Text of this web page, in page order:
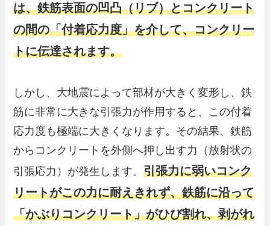
は、鉄筋表面の凹凸（リブ）とコンクリート
の間の「付着応力度」を介して、コンクリー
トに伝達されます。
しかし、大地震によって部材が大きく変形し、鉄
筋に非常に大きな引張力が作用すると、この付着
応力度も極端に大きくなります。その結果、鉄筋
からコンクリートを外側へ押し出す力（放射状の
引張応力）が発生します。引張力に弱いコンク
リートがこの力に耐えきれず、鉄筋に沿って
「かぶりコンクリート」がひび割れ、剥がれ